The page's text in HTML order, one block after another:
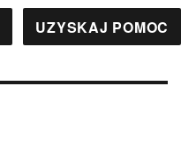
UZYSKAJ POMOC